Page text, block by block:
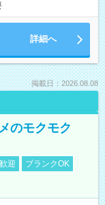
詳細へ
掲載日：2026.08.08
のモクモク
迎
ブランクOK